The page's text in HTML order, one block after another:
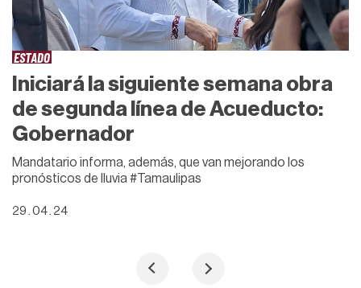
ESTADO
Iniciará la siguiente semana obra
de segunda línea de Acueducto:
Gobernador
Mandatario informa, además, que van mejorando los
pronósticos de lluvia #Tamaulipas
29 . 04 . 24